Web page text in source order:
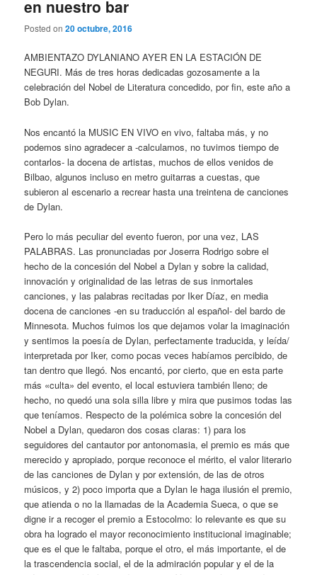
en nuestro bar
Posted on20 octubre, 2016
AMBIENTAZO DYLANIANO AYER EN LA ESTACIÓN DE
NEGURI. Más de tres horas dedicadas gozosamente a la
celebración del Nobel de Literatura concedido, por fin, este año a
Bob Dylan.
Nos encantó la MUSIC EN VIVO en vivo, faltaba más, y no
podemos sino agradecer a -calculamos, no tuvimos tiempo de
contarlos- la docena de artistas, muchos de ellos venidos de
Bilbao, algunos incluso en metro guitarras a cuestas, que
subieron al escenario a recrear hasta una treintena de canciones
de Dylan.
Pero lo más peculiar del evento fueron, por una vez, LAS
PALABRAS. Las pronunciadas por Joserra Rodrigo sobre el
hecho de la concesión del Nobel a Dylan y sobre la calidad,
innovación y originalidad de las letras de sus inmortales
canciones, y las palabras recitadas por Iker Díaz, en media
docena de canciones -en su traducción al español- del bardo de
Minnesota. Muchos fuimos los que dejamos volar la imaginación
y sentimos la poesía de Dylan, perfectamente traducida, y leída/
interpretada por Iker, como pocas veces habíamos percibido, de
tan dentro que llegó. Nos encantó, por cierto, que en esta parte
más «culta» del evento, el local estuviera también lleno; de
hecho, no quedó una sola silla libre y mira que pusimos todas las
que teníamos. Respecto de la polémica sobre la concesión del
Nobel a Dylan, quedaron dos cosas claras: 1) para los
seguidores del cantautor por antonomasia, el premio es más que
merecido y apropiado, porque reconoce el mérito, el valor literario
de las canciones de Dylan y por extensión, de las de otros
músicos, y 2) poco importa que a Dylan le haga ilusión el premio,
que atienda o no la llamadas de la Academia Sueca, o que se
digne ir a recoger el premio a Estocolmo: lo relevante es que su
obra ha logrado el mayor reconocimiento institucional imaginable;
que es el que le faltaba, porque el otro, el más importante, el de
la trascendencia social, el de la admiración popular y el de la